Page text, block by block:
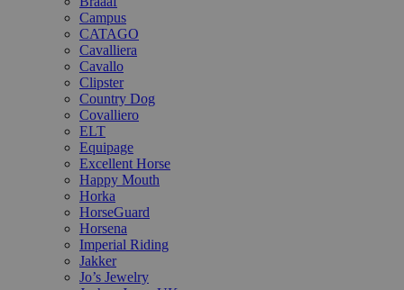
Campus
CATAGO
Cavalliera
Cavallo
Clipster
Country Dog
Covalliero
ELT
Equipage
Excellent Horse
Happy Mouth
Horka
HorseGuard
Horsena
Imperial Riding
Jakker
Jo’s Jewelry